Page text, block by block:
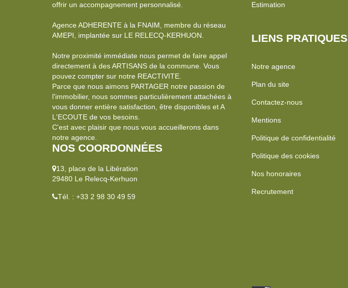
offrir un accompagnement personnalisé.
Agence ADHERENTE à la FNAIM, membre du réseau
AMEPI, implantée sur LE RELECQ-KERHUON.
Notre proximité immédiate nous permet de faire appel
directement à des ARTISANS de la commune. Vous
pouvez compter sur notre REACTIVITE.
Parce que nous aimons PARTAGER notre passion de
l'immobilier, nous sommes particulièrement attachées à
vous donner entière satisfaction, être disponibles et A
L'ECOUTE de vos besoins.
C'est avec plaisir que nous vous accueillerons dans
notre agence.
NOS COORDONNÉES
13, place de la Libération
29480 Le Relecq-Kerhuon
Tél. : +33 2 98 30 49 59
Estimation
LIENS PRATIQUES
Notre agence
Plan du site
Contactez-nous
Mentions
Politique de confidentialité
Politique des cookies
Nos honoraires
Recrutement